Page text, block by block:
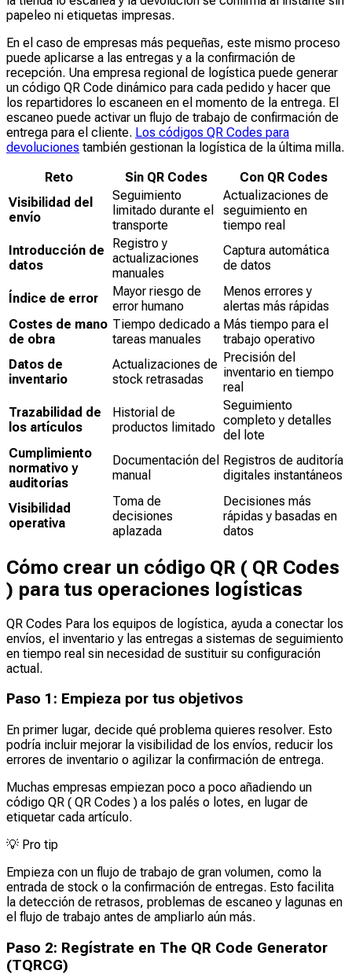
papeleo ni etiquetas impresas.
En el caso de empresas más pequeñas, este mismo proceso
puede aplicarse a las entregas y a la confirmación de
recepción. Una empresa regional de logística puede generar
un código QR Code dinámico para cada pedido y hacer que
los repartidores lo escaneen en el momento de la entrega. El
escaneo puede activar un flujo de trabajo de confirmación de
entrega para el cliente. Los códigos QR Codes para
devoluciones también gestionan la logística de la última milla.
Reto
Sin QR Codes
Con QR Codes
Visibilidad del
envío
Seguimiento
limitado durante el
transporte
Actualizaciones de
seguimiento en
tiempo real
Introducción de
datos
Registro y
actualizaciones
manuales
Captura automática
de datos
Índice de error
Mayor riesgo de
error humano
Menos errores y
alertas más rápidas
Costes de mano
de obra
Tiempo dedicado a
tareas manuales
Más tiempo para el
trabajo operativo
Datos de
inventario
Actualizaciones de
stock retrasadas
Precisión del
inventario en tiempo
real
Trazabilidad de
los artículos
Historial de
productos limitado
Seguimiento
completo y detalles
del lote
Cumplimiento
normativo y
auditorías
Documentación del
manual
Registros de auditoría
digitales instantáneos
Visibilidad
operativa
Toma de
decisiones
aplazada
Decisiones más
rápidas y basadas en
datos
Cómo crear un código QR ( QR Codes
) para tus operaciones logísticas
QR Codes Para los equipos de logística, ayuda a conectar los
envíos, el inventario y las entregas a sistemas de seguimiento
en tiempo real sin necesidad de sustituir su configuración
actual.
Paso 1: Empieza por tus objetivos
En primer lugar, decide qué problema quieres resolver. Esto
podría incluir mejorar la visibilidad de los envíos, reducir los
errores de inventario o agilizar la confirmación de entrega.
Muchas empresas empiezan poco a poco añadiendo un
código QR ( QR Codes ) a los palés o lotes, en lugar de
etiquetar cada artículo.
💡 Pro tip
Empieza con un flujo de trabajo de gran volumen, como la
entrada de stock o la confirmación de entregas. Esto facilita
la detección de retrasos, problemas de escaneo y lagunas en
el flujo de trabajo antes de ampliarlo aún más.
Paso 2: Regístrate en The QR Code Generator
(TQRCG)